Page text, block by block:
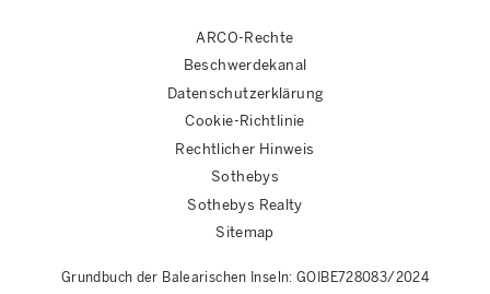
ARCO-Rechte
Beschwerdekanal
Datenschutzerklärung
Cookie-Richtlinie
Rechtlicher Hinweis
Sothebys
Sothebys Realty
Sitemap
Grundbuch der Balearischen Inseln: GOIBE728083/2024